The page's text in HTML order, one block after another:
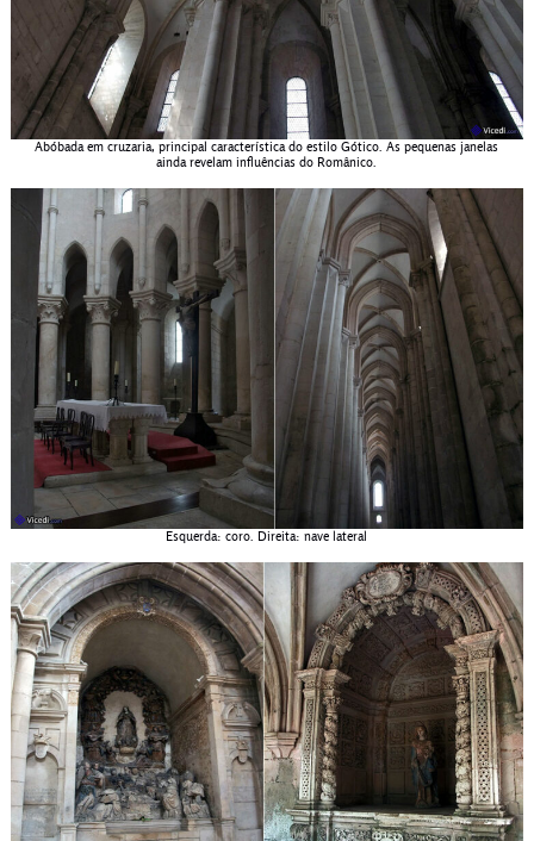
Abóbada em cruzaria, principal característica do estilo Gótico. As pequenas janelas
ainda revelam influências do Românico.
Esquerda: coro. Direita: nave lateral